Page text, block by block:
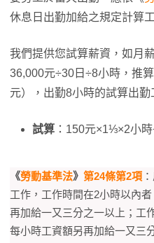
休息日出勤加給之規定計算
我們提供您試算薪資，如月
36,000元÷30日÷8小時，推
元），出勤8小時的試算出勤
試算 ：150元×1⅓×2小
《勞動基準法》 第24條第2項
工作，工作時間在2小時以內
再加給一又三分之一以上；工
每小時工資額另再加給一又三